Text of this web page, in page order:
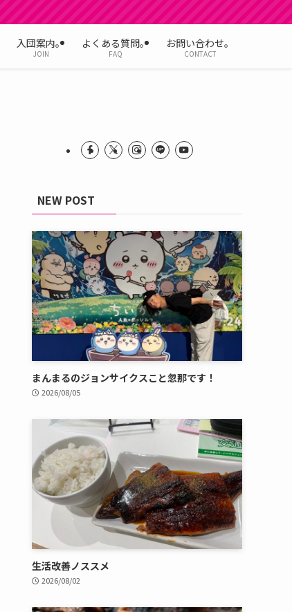
入団案内。
JOIN
よくある質問。
FAQ
お問い合わせ。
CONTACT
NEW POST
まんまるのジョンサイクスこと忽那です！
2026/08/05
生活改善ノススメ
2026/08/02